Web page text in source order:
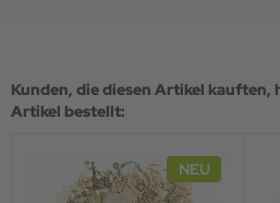
Kunden, die diesen Artikel kauften,
Artikel bestellt:
NEU